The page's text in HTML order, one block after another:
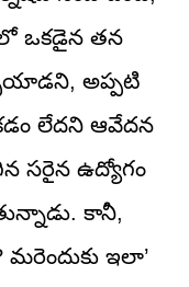
ఒకడైన తన
అప్పటి
లేదని ఆవేదన
సరైన ఉద్యోగం
కానీ,
ఇలా’